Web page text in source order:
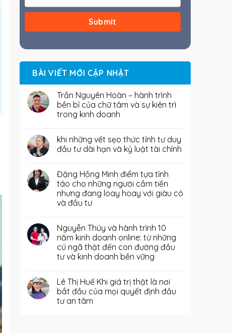
BÀI VIẾT MỚI CẬP NHẬT
Trần Nguyên Hoàn – hành trình
bền bỉ của chữ tâm và sự kiên trì
trong kinh doanh
khi những vết sẹo thức tỉnh tư duy
đầu tư dài hạn và kỷ luật tài chính
Đặng Hồng Minh điểm tựa tỉnh
táo cho những người cầm tiền
nhưng đang loay hoay với giàu có
và đầu tư
Nguyễn Thúy và hành trình 10
năm kinh doanh online: từ những
cú ngã thật đến con đường đầu
tư và kinh doanh bền vững
Lê Thị Huế Khi giá trị thật là nơi
bắt đầu của mọi quyết định đầu
tư an tâm